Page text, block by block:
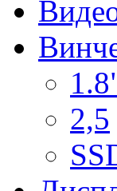
2,5